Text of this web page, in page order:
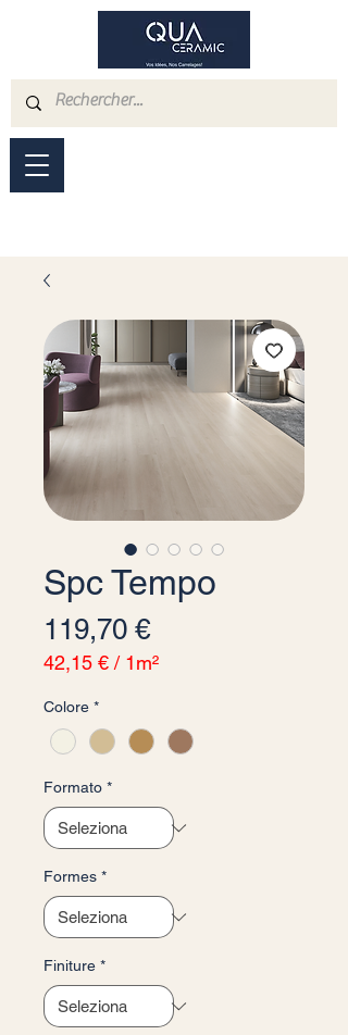
Spc Tempo
119,70 €Prezzo
42,15 € / 1m²
ogni
1
Metro
quadrato
Colore *
Formato *
Formes *
Finiture *